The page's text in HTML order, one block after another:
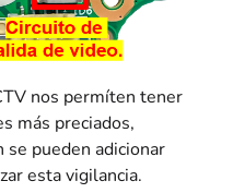
nos permíten tener
más preciados,
pueden adicionar
esta vigilancia.